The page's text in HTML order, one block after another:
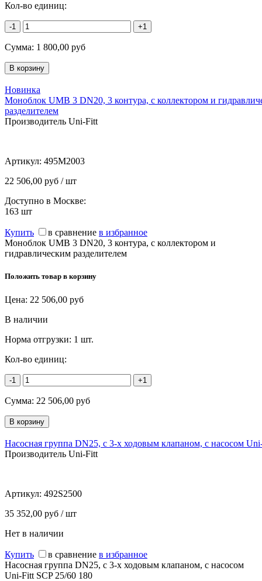
Кол-во единиц:
-1 +1
Сумма: 1 800,00 руб
Новинка
Моноблок UMB 3 DN20, 3 контура, с коллектором и
разделителем
Производитель Uni-Fitt
Артикул: 495M2003
22 506,00 руб / шт
Доступно в Москве:
163 шт
Купить в сравнение в избранное
Моноблок UMB 3 DN20, 3 контура, с коллектором и
гидравлическим разделителем
Положить товар в корзину
Цена: 22 506,00 руб
В наличии
Норма отгрузки: 1 шт.
Кол-во единиц:
-1 +1
Сумма: 22 506,00 руб
Насосная группа DN25, с 3-х ходовым клапаном, с насосом
Производитель Uni-Fitt
Артикул: 492S2500
35 352,00 руб / шт
Нет в наличии
Купить в сравнение в избранное
Насосная группа DN25, с 3-х ходовым клапаном, с насосом
Uni-Fitt SCP 25/60 180